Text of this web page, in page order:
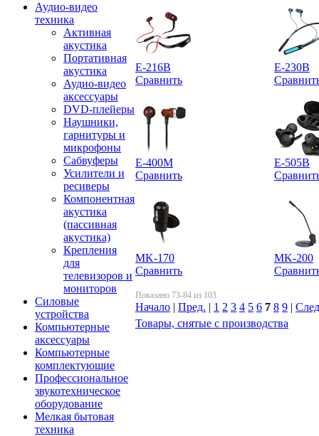
Аудио-видео
техника
Активная
акустика
Портативная
акустика
Аудио-видео
аксессуары
DVD-плейеры
Наушники,
гарнитуры и
микрофоны
Сабвуферы
Усилители и
ресиверы
Компонентная
акустика
(пассивная
акустика)
Крепления
для
телевизоров и
мониторов
Силовые
устройства
Компьютерные
аксессуары
Компьютерные
комплектующие
Профессиональное
звукотехническое
оборудование
Мелкая бытовая
техника
E-216B
Сравнить
E-230B
E-400M
Сравнить
E-505B
MK-170
Сравнить
MK-200
Показано 73-84 из 103
Начало | Пред. | 1 2 3 4 5 6 7 8 9 |
Товары, снятые с производства